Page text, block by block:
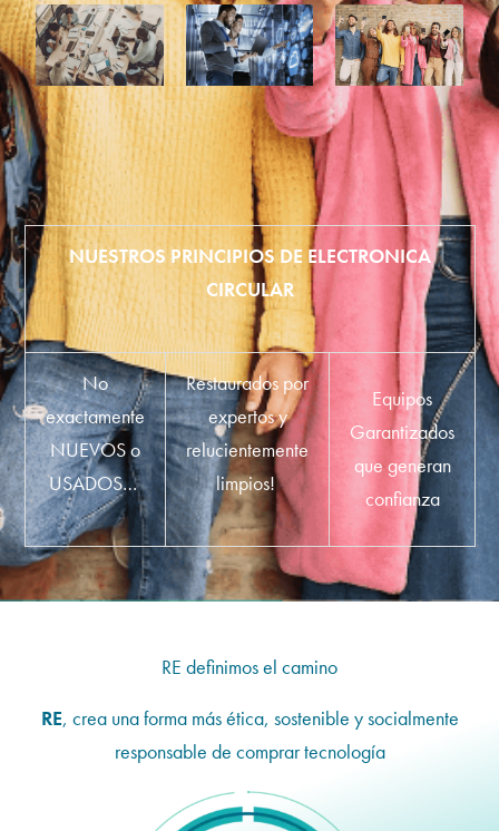
NUESTROS PRINCIPIOS DE ELECTRONICA
CIRCULAR
No
exactamente
NUEVOS o
USADOS…
Restaurados por
expertos y
relucientemente
limpios!
Equipos
Garantizados
que generan
confianza
RE definimos el camino
RE, crea una forma más ética, sostenible y socialmente
responsable de comprar tecnología